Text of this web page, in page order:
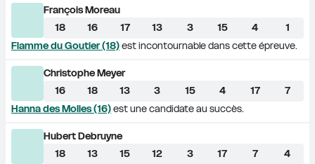
François Moreau
18
16 17 13 3 15 4
1
Flamme du Goutier (18) est incontournable dans cette épreuve.
Christophe Meyer
16
18 13 3 15 4 17
7
Hanna des Molles (16) est une candidate au succès.
Hubert Debruyne
18
13 15 12 3 17 7
4